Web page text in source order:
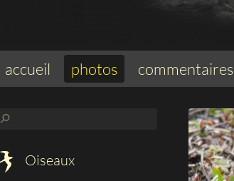
accueil photos commentaires
⚲
Oiseaux